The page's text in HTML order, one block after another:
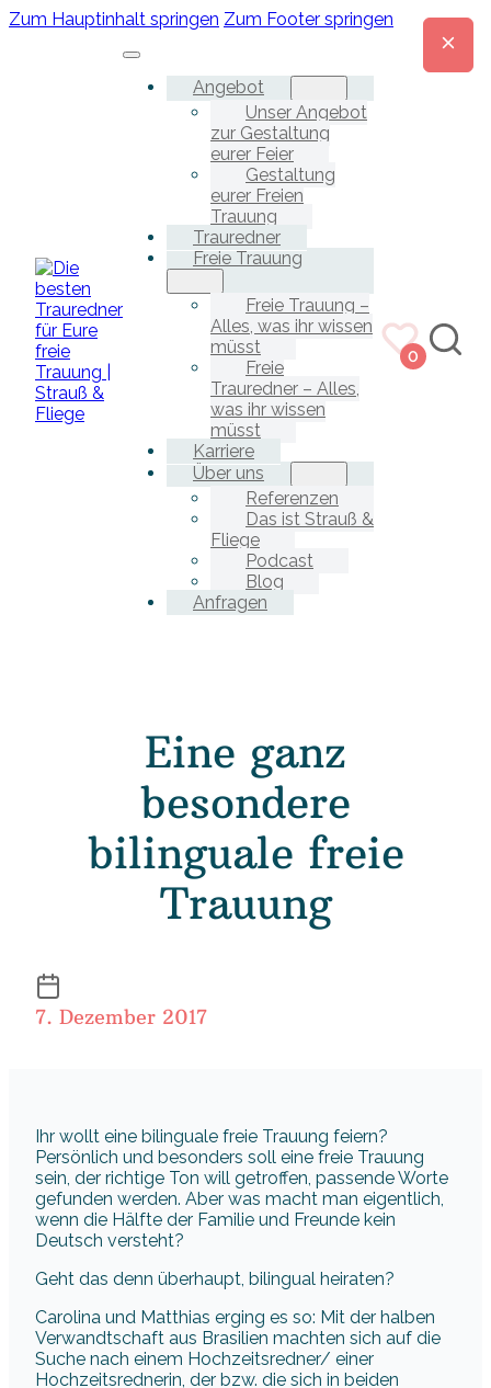
Zum Hauptinhalt springen Zum Footer springen
Angebot
Unser Angebot
zur Gestaltung
eurer Feier
Gestaltung
eurer Freien
Trauung
Trauredner
Freie Trauung
Freie Trauung –
Alles, was ihr wissen
müsst
Freie
Trauredner – Alles,
was ihr wissen
müsst
Karriere
Über uns
Referenzen
Das ist Strauß &
Fliege
Podcast
Blog
Anfragen
0
Eine ganz
besondere
bilinguale freie
Trauung
7. Dezember 2017
Ihr wollt eine bilinguale freie Trauung feiern?
Persönlich und besonders soll eine freie Trauung
sein, der richtige Ton will getroffen, passende Worte
gefunden werden. Aber was macht man eigentlich,
wenn die Hälfte der Familie und Freunde kein
Deutsch versteht?
Geht das denn überhaupt, bilingual heiraten?
Carolina und Matthias erging es so: Mit der halben
Verwandtschaft aus Brasilien machten sich auf die
Suche nach einem Hochzeitsredner/ einer
Hochzeitsrednerin, der bzw. die sich in beiden